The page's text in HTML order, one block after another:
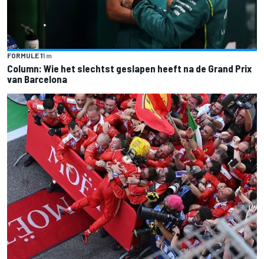
FORMULE 11 m
Column: Wie het slechtst geslapen heeft na de Grand Prix
van Barcelona